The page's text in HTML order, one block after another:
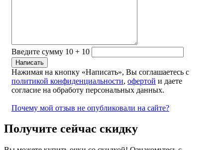
Введите сумму 10 + 10
Нажимая на кнопку «Написать», Вы соглашаетесь с
политикой конфиденциальности, офертой и даете
согласие на обработу персональных данных.
Почему мой отзыв не опубликовали на сайте?
Получите сейчас скидку